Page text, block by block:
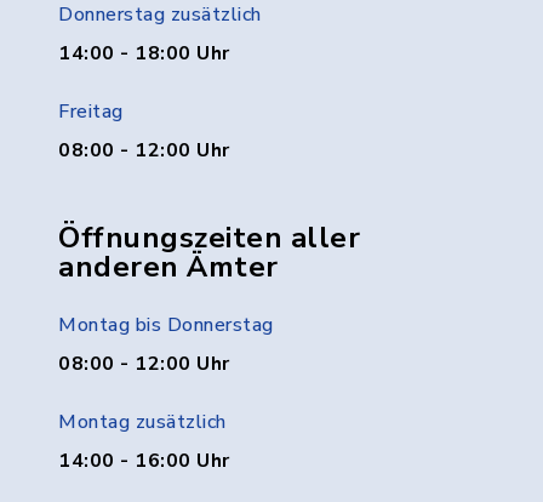
Donnerstag zusätzlich
14:00 - 18:00 Uhr
Freitag
08:00 - 12:00 Uhr
Öffnungszeiten aller
anderen Ämter
Montag bis Donnerstag
08:00 - 12:00 Uhr
Montag zusätzlich
14:00 - 16:00 Uhr